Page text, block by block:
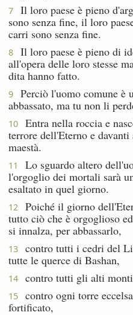
7
Il loro paese è pieno
sono senza fine, il loro
carri sono senza fine.
8
Il loro paese è pieno di
all'opera delle loro stesse
dita hanno fatto.
9
Perciò l'uomo comune è
abbassato, ma tu non li
10
Entra nella roccia e
terrore dell'Eterno e
maestà.
11
Lo sguardo altero
l'orgoglio dei mortali sarà
esaltato in quel giorno.
12
Poiché il giorno
tutto ciò che è orgoglioso
si innalza, per abbassarlo,
13
contro tutti i cedri del
tutte le querce di Bashan,
14 contro tutti gli alti
15
contro ogni torre
fortificato,